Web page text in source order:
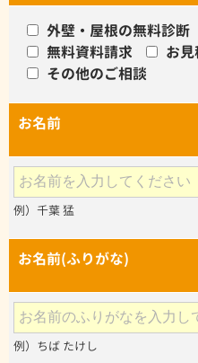
外壁・屋根の無料診断
無料資料請求
お
その他のご相談
お名前
例）千葉 猛
お名前(ふりがな)
例）ちば たけし